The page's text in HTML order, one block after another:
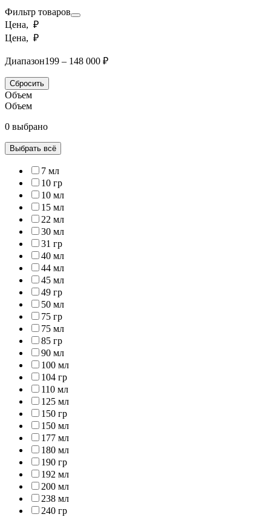
Фильтр товаров
Цена, ₽
Цена, ₽
Диапазон199 – 148 000 ₽
Сбросить
Объем
Объем
0 выбрано
Выбрать всё
7 мл
10 гр
10 мл
15 мл
22 мл
30 мл
31 гр
40 мл
44 мл
45 мл
49 гр
50 мл
75 гр
75 мл
85 гр
90 мл
100 мл
104 гр
110 мл
125 мл
150 гр
150 мл
177 мл
180 мл
190 гр
192 мл
200 мл
238 мл
240 гр